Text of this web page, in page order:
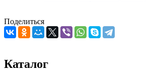
Поделиться
Каталог